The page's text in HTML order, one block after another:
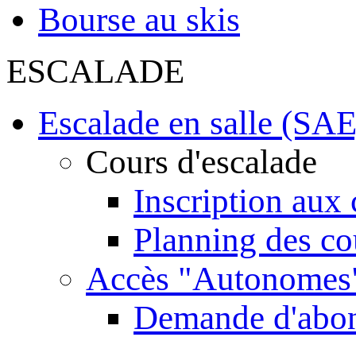
Bourse au skis
ESCALADE
Escalade en salle
Cours d'escalade
Inscription aux
Planning des
Accès
Demande